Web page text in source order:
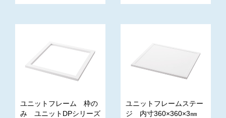
ユニットフレーム 枠の
み ユニットDPシリーズ
ユニットフレームステー
ジ 内寸360×360×3㎜